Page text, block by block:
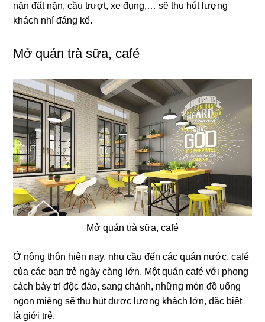
nặn đất nặn, cầu trượt, xe đụng,… sẽ thu hút lượng
khách nhí đáng kể.
Mở quán trà sữa, café
Mở quán trà sữa, café
Ở nông thôn hiện nay, nhu cầu đến các quán nước, café
của các bạn trẻ ngày càng lớn. Một quán café với phong
cách bày trí độc đáo, sang chảnh, những món đồ uống
ngon miệng sẽ thu hút được lượng khách lớn, đặc biệt
là giới trẻ.